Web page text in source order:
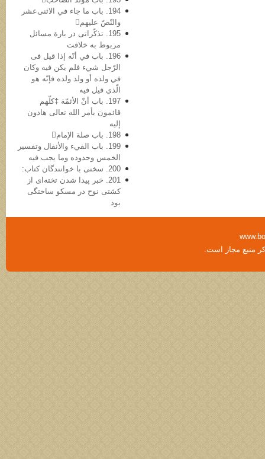
194. باب ما جاء في الاثنی‌عشر
والنّصّ علیهم
195. تذکّراتی در بارة مسائل
مربوط به خلافت
196. باب في أنّه إذا قیل فی
الرّجل شيء فلم یکن فیه وکان
في ولده أو ولد ولده فإنّه هو
الّذي قیل فیه
197. باب أنّ الأئمّة ‡کلّهم
قائمون بأمر الله تعالی هادون
إلیه
198. باب صلة الإمام
199. باب الفيء والأنفال وتفسیر
الخمس وحدوده وما یجب فیه
200. سخنی با خوانندگان کتاب:
201. خبر پیدا شدن تخته‌ای از
کشتی نوح در مسکو ساختگی
بود
منبع مجاز است.